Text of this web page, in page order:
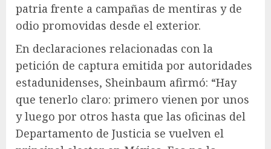
patria frente a campañas de mentiras y de
odio promovidas desde el exterior.
En declaraciones relacionadas con la
petición de captura emitida por autoridades
estadunidenses, Sheinbaum afirmó: “Hay
que tenerlo claro: primero vienen por unos
y luego por otros hasta que las oficinas del
Departamento de Justicia se vuelven el